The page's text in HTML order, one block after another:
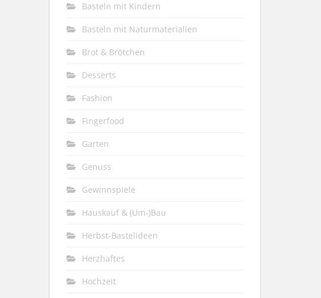
Basteln mit Kindern
Basteln mit Naturmaterialien
Brot & Brötchen
Desserts
Fashion
Fingerfood
Garten
Genuss
Gewinnspiele
Hauskauf & (Um-)Bau
Herbst-Bastelideen
Herzhaftes
Hochzeit